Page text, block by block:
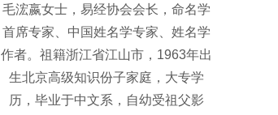
毛浤嬴女士，易经协会会长，命名学
首席专家、中国姓名学专家、姓名学
作者。祖籍浙江省江山市，1963年出
生北京高级知识份子家庭，大专学
历，毕业于中文系，自幼受祖父影